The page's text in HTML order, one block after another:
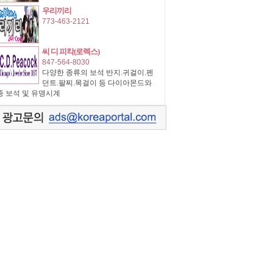
우리끼리
773-463-2121
씨 디 피칵(로렉스)
847-564-8030
다양한 종류의 보석 반지.귀걸이.펜
던트.팔찌.목걸이 등 다이아몬드와
보석 및 유명시계